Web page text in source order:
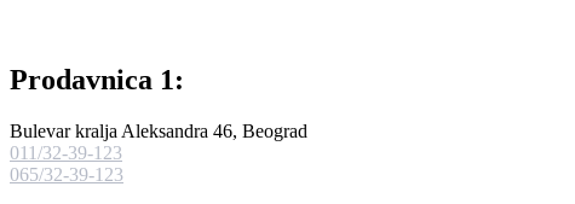
Prodavnica 1:
Bulevar kralja Aleksandra 46, Beograd
011/32-39-123
065/32-39-123